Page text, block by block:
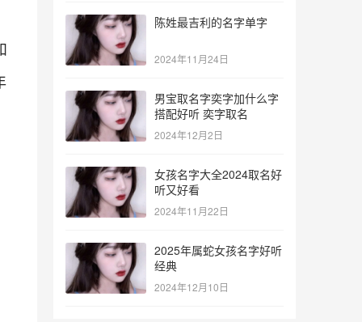
陈姓最吉利的名字单字
2024年11月24日
男宝取名字奕字加什么字
搭配好听 奕字取名
2024年12月2日
女孩名字大全2024取名好
听又好看
2024年11月22日
2025年属蛇女孩名字好听
经典
2024年12月10日